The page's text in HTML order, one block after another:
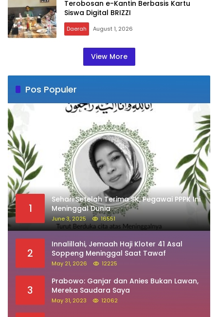
Terobosan e-Kantin Berbasis Kartu
Siswa Digital BRIZZI
Daerah August 1, 2026
View More
Pos Populer
1
Sehari Setelah Terima SK, Pegawai PPPK Ini
Meninggal Dunia
June 3, 2025 16551
2
Innalillahi, Jemaah Haji Kloter 41 Asal
Soppeng Meninggal Saat Tawaf
May 21, 2026 12225
3
Prabowo: Ganjar dan Anies Bukan Lawan,
Mereka Saudara Saya
May 31, 2023 12062